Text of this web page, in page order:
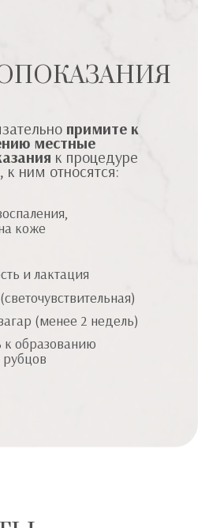
примите к
местные
к процедуре
, к ним относятся:
к образованию
коже
и лактация
(менее 2 недель)